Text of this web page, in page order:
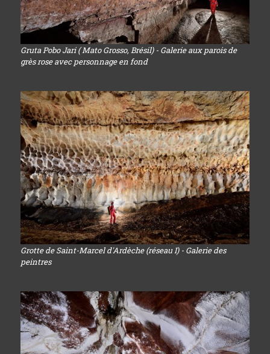
Gruta Pobo Jari ( Mato Grosso, Brésil) - Galerie aux parois de
grès rose avec personnage en fond
Grotte de Saint-Marcel d'Ardèche (réseau I) - Galerie des
peintres